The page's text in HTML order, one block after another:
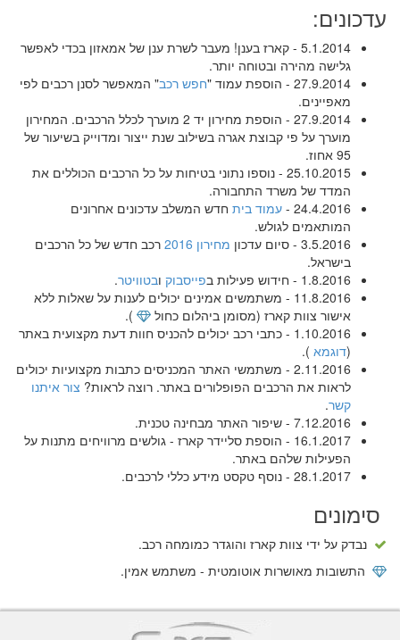
עדכונים:
5.1.2014 - קארז בענן! מעבר לשרת ענן של אמאזון בכדי לאפשר
גלישה מהירה ובטוחה יותר.
27.9.2014 - הוספת עמוד "
חפש רכב" המאפשר לסנן רכבים לפי
מאפיינים.
27.9.2014 - הוספת מחירון יד 2 מוערך לכלל הרכבים. המחירון
מוערך על פי קבוצת אגרה בשילוב שנת ייצור ומדוייק בשיעור של
95 אחוז.
25.10.2015 - נוספו נתוני בטיחות על כל הרכבים הכוללים את
המדד של משרד התחבורה.
24.4.2016 -
עמוד בית חדש המשלב עדכונים אחרונים
המותאמים לגולש.
3.5.2016 - סיום עדכון
מחירון 2016
רכב חדש של כל הרכבים
בישראל.
1.8.2016 - חידוש פעילות ב
פייסבוק ובטוויטר.
11.8.2016 - משתמשים אמינים יכולים לענות על שאלות ללא
אישור צוות קארז (מסומן ביהלום כחול
).
1.10.2016 - כתבי רכב יכולים להכניס חוות דעת מקצועית באתר
(דוגמא ).
2.11.2016 - משתמשי האתר המכניסים כתבות מקצועיות יכולים
לראות את הרכבים הפופלורים באתר. רוצה לראות? צור איתנו
קשר.
7.12.2016 - שיפור האתר מבחינה טכנית.
16.1.2017 - הוספת סליידר קארז - גולשים מרוויחים מתנות על
הפעילות שלהם באתר.
28.1.2017 - נוסף טקסט מידע כללי לרכבים.
סימונים
נבדק על ידי צוות קארז והוגדר כמומחה רכב.
התשובות מאושרות אוטומטית - משתמש אמין.